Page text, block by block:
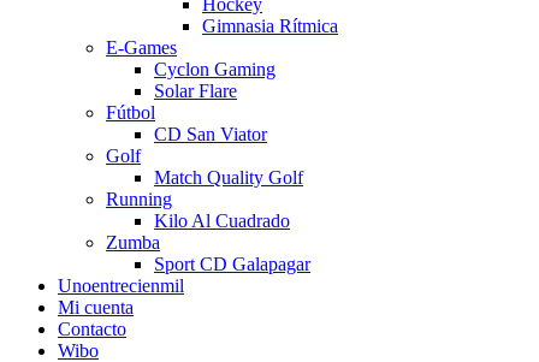
Gimnasia Rítmica
E-Games
Cyclon Gaming
Solar Flare
Fútbol
CD San Viator
Golf
Match Quality Golf
Running
Kilo Al Cuadrado
Zumba
Sport CD Galapagar
Unoentrecienmil
Mi cuenta
Contacto
Wibo